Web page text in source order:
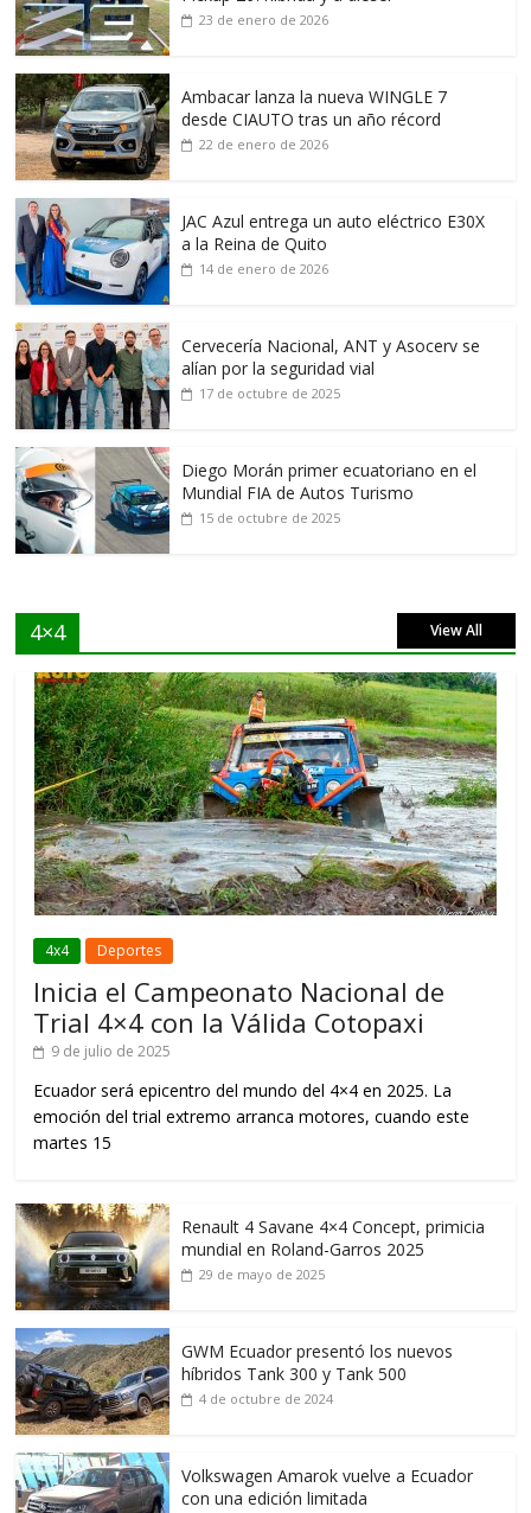
23 de enero de 2026
Ambacar lanza la nueva WINGLE 7
desde CIAUTO tras un año récord
22 de enero de 2026
JAC Azul entrega un auto eléctrico E30X
a la Reina de Quito
14 de enero de 2026
Cervecería Nacional, ANT y Asocerv se
alían por la seguridad vial
17 de octubre de 2025
Diego Morán primer ecuatoriano en el
Mundial FIA de Autos Turismo
15 de octubre de 2025
4×4 View All
4x4 Deportes
Inicia el Campeonato Nacional de
Trial 4×4 con la Válida Cotopaxi
9 de julio de 2025
Ecuador será epicentro del mundo del 4×4 en 2025. La
emoción del trial extremo arranca motores, cuando este
martes 15
Renault 4 Savane 4×4 Concept, primicia
mundial en Roland-Garros 2025
29 de mayo de 2025
GWM Ecuador presentó los nuevos
híbridos Tank 300 y Tank 500
4 de octubre de 2024
Volkswagen Amarok vuelve a Ecuador
con una edición limitada